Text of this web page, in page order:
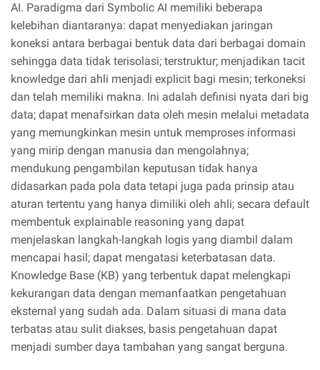
AI. Paradigma dari Symbolic AI memiliki beberapa
kelebihan diantaranya: dapat menyediakan jaringan
koneksi antara berbagai bentuk data dari berbagai domain
sehingga data tidak terisolasi; terstruktur; menjadikan tacit
knowledge dari ahli menjadi explicit bagi mesin; terkoneksi
dan telah memiliki makna. Ini adalah definisi nyata dari big
data; dapat menafsirkan data oleh mesin melalui metadata
yang memungkinkan mesin untuk memproses informasi
yang mirip dengan manusia dan mengolahnya;
mendukung pengambilan keputusan tidak hanya
didasarkan pada pola data tetapi juga pada prinsip atau
aturan tertentu yang hanya dimiliki oleh ahli; secara default
membentuk explainable reasoning yang dapat
menjelaskan langkah-langkah logis yang diambil dalam
mencapai hasil; dapat mengatasi keterbatasan data.
Knowledge Base (KB) yang terbentuk dapat melengkapi
kekurangan data dengan memanfaatkan pengetahuan
eksternal yang sudah ada. Dalam situasi di mana data
terbatas atau sulit diakses, basis pengetahuan dapat
menjadi sumber daya tambahan yang sangat berguna.